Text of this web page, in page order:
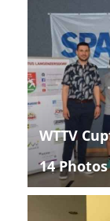
WTTV
14 Photos